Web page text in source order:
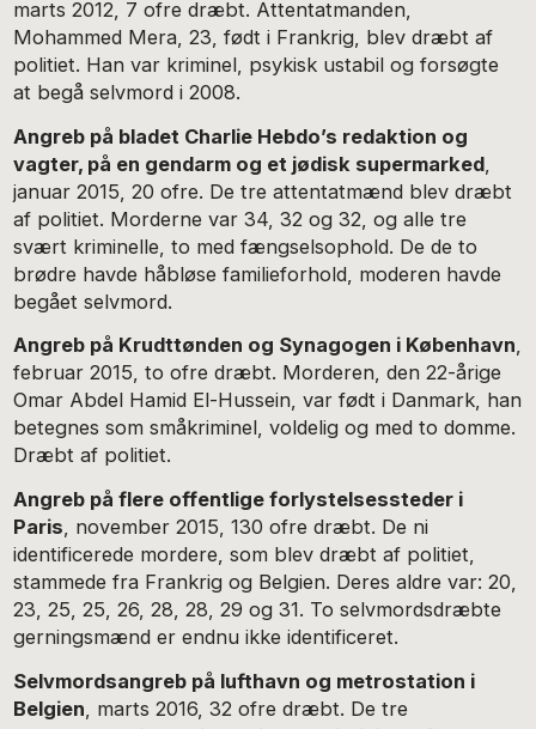
marts 2012, 7 ofre dræbt. Attentatmanden,
Mohammed Mera, 23, født i Frankrig, blev dræbt af
politiet. Han var kriminel, psykisk ustabil og forsøgte
at begå selvmord i 2008.
Angreb på bladet Charlie Hebdo’s redaktion og
vagter, på en gendarm og et jødisk supermarked
januar 2015, 20 ofre. De tre attentatmænd blev dræbt
af politiet. Morderne var 34, 32 og 32, og alle tre
svært kriminelle, to med fængselsophold. De de to
brødre havde håbløse familieforhold, moderen havde
begået selvmord.
Angreb på Krudttønden og Synagogen i København,
februar 2015, to ofre dræbt. Morderen, den 22-årige
Omar Abdel Hamid El-Hussein, var født i Danmark, han
betegnes som småkriminel, voldelig og med to domme.
Dræbt af politiet.
Angreb på flere offentlige forlystelsessteder i
Paris , november 2015, 130 ofre dræbt. De ni
identificerede mordere, som blev dræbt af politiet,
stammede fra Frankrig og Belgien. Deres aldre var: 20,
23, 25, 25, 26, 28, 28, 29 og 31. To selvmordsdræbte
gerningsmænd er endnu ikke identificeret.
Selvmordsangreb på lufthavn og metrostation i
Belgien , marts 2016, 32 ofre dræbt. De tre